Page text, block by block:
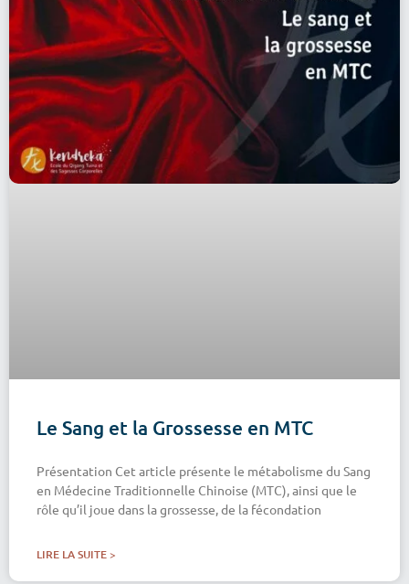
Le Sang et la Grossesse en MTC
Présentation Cet article présente le métabolisme du Sang
en Médecine Traditionnelle Chinoise (MTC), ainsi que le
rôle qu’il joue dans la grossesse, de la fécondation
LIRE LA SUITE >